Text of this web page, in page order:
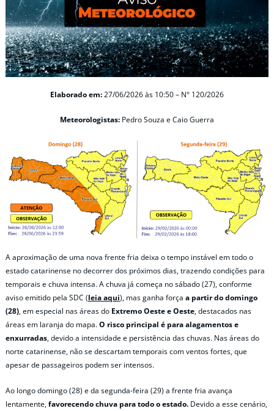
Elaborado em:27/06/2026às 10:50 – N° 120/2026
Meteorologistas: Pedro Souza e Caio Guerra
A aproximação de uma nova frente fria deixa o tempo instável em todo o
estado catarinense no decorrer dos próximos dias, trazendo condições para
temporais e chuva intensa. A chuva já começa no sábado (27), conforme
aviso emitido pela SDC (leia aqui), mas ganha força a partir do domingo
(28), em especial nas áreas do Extremo Oeste e Oeste, destacados nas
áreas em laranja do mapa.O risco principal é para alagamentos e
enxurradas, devido a intensidade e persistência das chuvas. Nas áreas do
norte catarinense, não se descartam temporais com ventos fortes, que
apesar de passageiros podem ser intensos.
Ao longo domingo (28) e da segunda-feira (29) a frente fria avança
lentamente,favorecendo chuva para todo o estado. Devido a esse cenário,